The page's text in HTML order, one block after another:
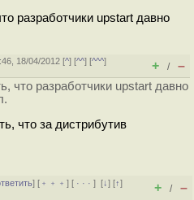
разработчики upstart давно
18/04/2012 [^] [^^] [^^^]
+ / –
что разработчики upstart давно
что за дистрибутив
] [ ﹢﹢﹢] [ · · ·][↓] [↑]
+ / –